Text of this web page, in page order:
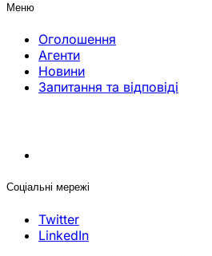
Меню
Оголошення
Агенти
Новини
Запитання та відповіді
Соціальні мережі
Twitter
LinkedIn